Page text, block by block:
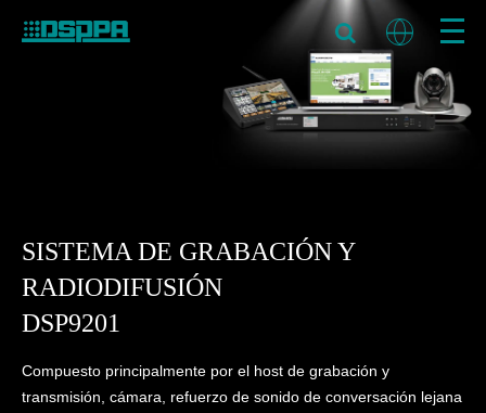
SISTEMA DE GRABACIÓN Y
RADIODIFUSIÓN
DSP9201
Compuesto principalmente por el host de grabación y
transmisión, cámara, refuerzo de sonido de conversación lejana